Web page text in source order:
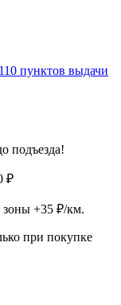
110 пунктов выдачи
подъезда!
₽
зоны +35 ₽/км.
при покупке